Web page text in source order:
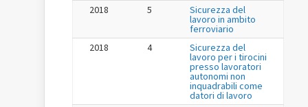
2018
5 Sicurezza del
lavoro in ambito
ferroviario
2018
4 Sicurezza del
lavoro per i tirocini
presso lavoratori
autonomi non
inquadrabili come
datori di lavoro